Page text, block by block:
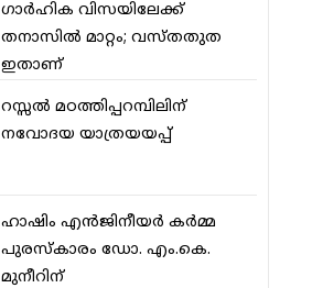
ഗാര്‍ഹിക വിസയിലേക്ക്
തനാസില്‍ മാറ്റം; വസ്തതുത
ഇതാണ്
റസ്സല്‍ മഠത്തിപ്പറമ്പിലിന്
നവോദയ യാത്രയയപ്പ്
ഹാഷിം എന്‍ജിനീയര്‍ കര്‍മ്മ
പുരസ്‌കാരം ഡോ. എം.കെ.
മുനീറിന്